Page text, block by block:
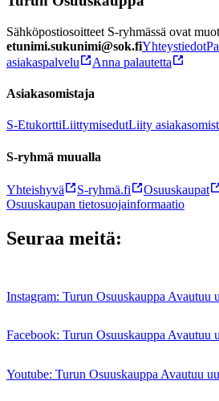
Sähköpostiosoitteet S-ryhmässä ovat
etunimi.sukunimi@sok.fiYhteystiedot
asiakaspalvelu
Anna palautetta
Asiakasomistaja
S-EtukorttiLiittymisedutLiity
S-ryhmä muualla
Yhteishyvä S-ryhmä.fi Osuuskaupat
Osuuskaupan tietosuojainformaatio
Seuraa meitä:
Instagram: Turun Osuuskauppa Avautuu
Facebook: Turun Osuuskauppa Avautuu
Youtube: Turun Osuuskauppa Avautuu